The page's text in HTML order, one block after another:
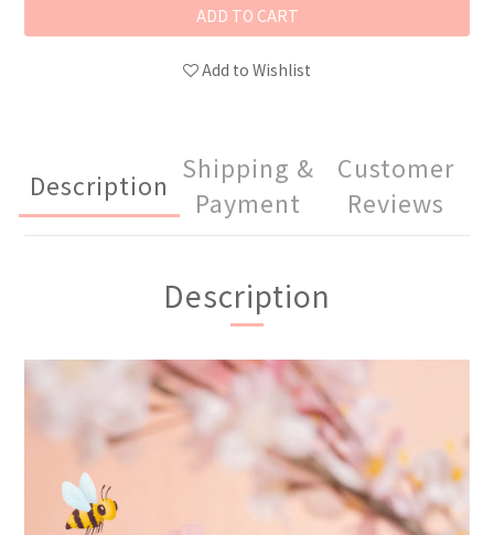
ADD TO CART
Add to Wishlist
Description
Shipping &
Payment
Customer
Reviews
Description